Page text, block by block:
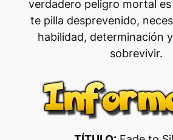
verdadero peligro mortal
te pilla desprevenido,
habilidad, determinación
sobrevivir.